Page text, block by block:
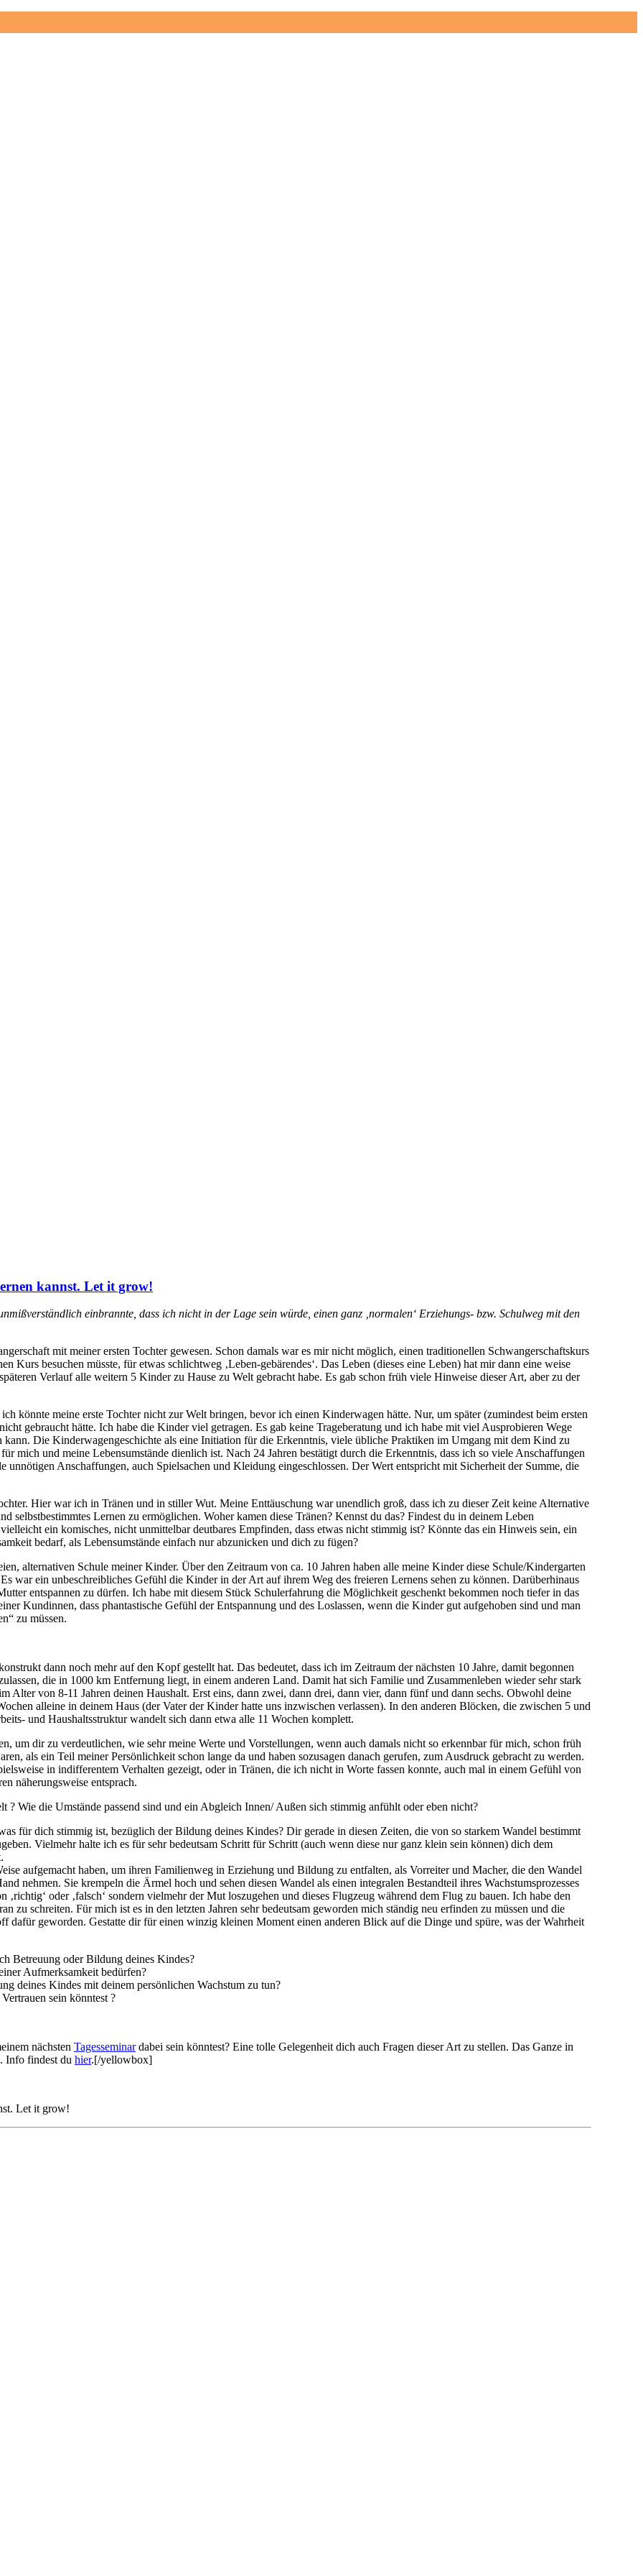
kannst. Let it grow!
einbrannte, dass ich nicht in der Lage sein würde, einen ganz ‚normalen‘ Erziehungs- bzw. Schulweg mit den
mit meiner ersten Tochter gewesen. Schon damals war es mir nicht möglich, einen traditionellen Schwangerschaftskurs
Kurs besuchen müsste, für etwas schlichtweg ‚Leben-gebärendes‘. Das Leben (dieses eine Leben) hat mir dann eine weise
Verlauf alle weitern 5 Kinder zu Hause zu Welt gebracht habe. Es gab schon früh viele Hinweise dieser Art, aber zu der
könnte meine erste Tochter nicht zur Welt bringen, bevor ich einen Kinderwagen hätte. Nur, um später (zumindest beim ersten
gebraucht hätte. Ich habe die Kinder viel getragen. Es gab keine Trageberatung und ich habe mit viel Ausprobieren Wege
Die Kinderwagengeschichte als eine Initiation für die Erkenntnis, viele übliche Praktiken im Umgang mit dem Kind zu
mich und meine Lebensumstände dienlich ist. Nach 24 Jahren bestätigt durch die Erkenntnis, dass ich so viele Anschaffungen
Anschaffungen, auch Spielsachen und Kleidung eingeschlossen. Der Wert entspricht mit Sicherheit der Summe, die
Hier war ich in Tränen und in stiller Wut. Meine Enttäuschung war unendlich groß, dass ich zu dieser Zeit keine Alternative
selbstbestimmtes Lernen zu ermöglichen. Woher kamen diese Tränen? Kennst du das? Findest du in deinem Leben
ein komisches, nicht unmittelbar deutbares Empfinden, dass etwas nicht stimmig ist? Könnte das ein Hinweis sein, ein
bedarf, als Lebensumstände einfach nur abzunicken und dich zu fügen?
alternativen Schule meiner Kinder. Über den Zeitraum von ca. 10 Jahren haben alle meine Kinder diese Schule/Kindergarten
war ein unbeschreibliches Gefühl die Kinder in der Art auf ihrem Weg des freieren Lernens sehen zu können. Darüberhinaus
entspannen zu dürfen. Ich habe mit diesem Stück Schulerfahrung die Möglichkeit geschenkt bekommen noch tiefer in das
Kundinnen, dass phantastische Gefühl der Entspannung und des Loslassen, wenn die Kinder gut aufgehoben sind und man
zu müssen.
dann noch mehr auf den Kopf gestellt hat. Das bedeutet, dass ich im Zeitraum der nächsten 10 Jahre, damit begonnen
die in 1000 km Entfernung liegt, in einem anderen Land. Damit hat sich Familie und Zusammenleben wieder sehr stark
Alter von 8-11 Jahren deinen Haushalt. Erst eins, dann zwei, dann drei, dann vier, dann fünf und dann sechs. Obwohl deine
alleine in deinem Haus (der Vater der Kinder hatte uns inzwischen verlassen). In den anderen Blöcken, die zwischen 5 und
und Haushaltsstruktur wandelt sich dann etwa alle 11 Wochen komplett.
um dir zu verdeutlichen, wie sehr meine Werte und Vorstellungen, wenn auch damals nicht so erkennbar für mich, schon früh
als ein Teil meiner Persönlichkeit schon lange da und haben sozusagen danach gerufen, zum Ausdruck gebracht zu werden.
in indifferentem Verhalten gezeigt, oder in Tränen, die ich nicht in Worte fassen konnte, auch mal in einem Gefühl von
näherungsweise entsprach.
? Wie die Umstände passend sind und ein Abgleich Innen/ Außen sich stimmig anfühlt oder eben nicht?
für dich stimmig ist, bezüglich der Bildung deines Kindes? Dir gerade in diesen Zeiten, die von so starkem Wandel bestimmt
Vielmehr halte ich es für sehr bedeutsam Schritt für Schritt (auch wenn diese nur ganz klein sein können) dich dem
aufgemacht haben, um ihren Familienweg in Erziehung und Bildung zu entfalten, als Vorreiter und Macher, die den Wandel
nehmen. Sie krempeln die Ärmel hoch und sehen diesen Wandel als einen integralen Bestandteil ihres Wachstumsprozesses
‚richtig‘ oder ‚falsch‘ sondern vielmehr der Mut loszugehen und dieses Flugzeug während dem Flug zu bauen. Ich habe den
zu schreiten. Für mich ist es in den letzten Jahren sehr bedeutsam geworden mich ständig neu erfinden zu müssen und die
dafür geworden. Gestatte dir für einen winzig kleinen Moment einen anderen Blick auf die Dinge und spüre, was der Wahrheit
Betreuung oder Bildung deines Kindes?
Aufmerksamkeit bedürfen?
deines Kindes mit deinem persönlichen Wachstum zu tun?
sein könntest ?
nächsten Tagesseminardabei sein könntest? Eine tolle Gelegenheit dich auch Fragen dieser Art zu stellen. Das Ganze in
Info findest du hier.[/yellowbox]
Let it grow!